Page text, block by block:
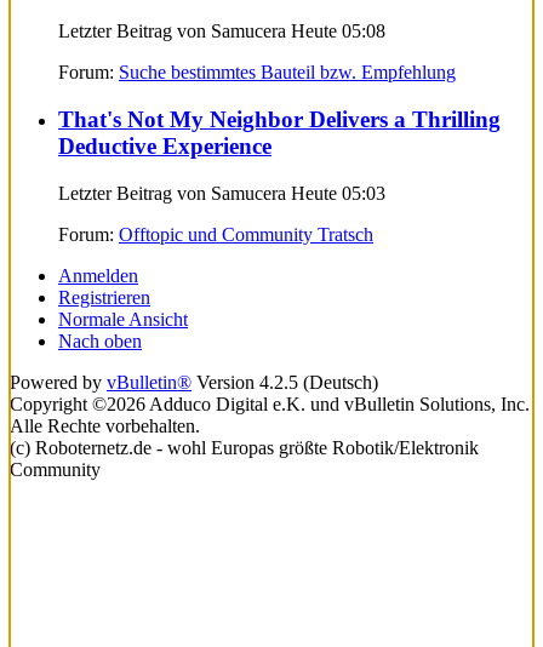
Letzter Beitrag von Samucera Heute 05:08
Forum: Suche bestimmtes Bauteil bzw. Empfehlung
That's Not My Neighbor Delivers a Thrilling
Deductive Experience
Letzter Beitrag von Samucera Heute 05:03
Forum: Offtopic und Community Tratsch
Anmelden
Registrieren
Normale Ansicht
Nach oben
Powered by vBulletin® Version 4.2.5 (Deutsch)
Copyright ©2026 Adduco Digital e.K. und vBulletin Solutions, Inc.
Alle Rechte vorbehalten.
(c) Roboternetz.de - wohl Europas größte Robotik/Elektronik
Community